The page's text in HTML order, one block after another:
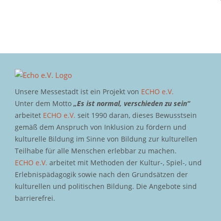
Unsere Messestadt ist ein Projekt von ECHO e.V.
Unter dem Motto „Es ist normal, verschieden zu sein“
arbeitet ECHO e.V. seit 1990 daran, dieses Bewusstsein
gemäß dem Anspruch von Inklusion zu fördern und
kulturelle Bildung im Sinne von Bildung zur kulturellen
Teilhabe für alle Menschen erlebbar zu machen.
ECHO e.V. arbeitet mit Methoden der Kultur-, Spiel-, und
Erlebnispädagogik sowie nach den Grundsätzen der
kulturellen und politischen Bildung. Die Angebote sind
barrierefrei.